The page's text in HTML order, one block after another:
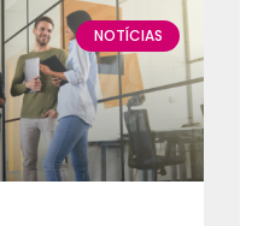
NOTÍCIAS